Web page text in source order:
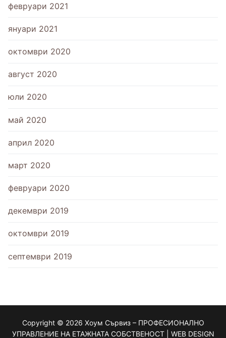
февруари 2021
януари 2021
октомври 2020
август 2020
юли 2020
май 2020
април 2020
март 2020
февруари 2020
декември 2019
октомври 2019
септември 2019
Copyright © 2026 Хоум Сървиз – ПРОФЕСИОНАЛНО
УПРАВЛЕНИЕ НА ЕТАЖНАТА СОБСТВЕНОСТ | WEB DESIGN